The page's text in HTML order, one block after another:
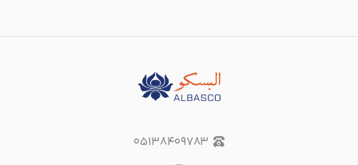
۰۵۱۳۸۴۰۹۷۸۳